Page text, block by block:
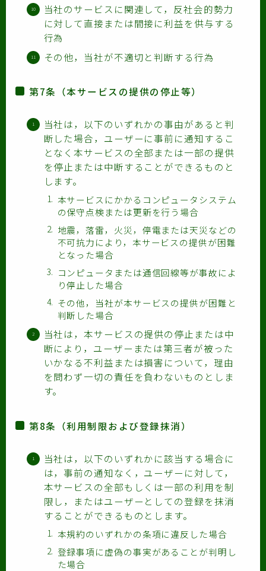
当社のサービスに関連して，反社会的勢力
に対して直接または間接に利益を供与する
行為
その他，当社が不適切と判断する行為
第7条（本サービスの提供の停止等）
当社は，以下のいずれかの事由があると判
断した場合，ユーザーに事前に通知するこ
となく本サービスの全部または一部の提供
を停止または中断することができるものと
します。
本サービスにかかるコンピュータシステム
の保守点検または更新を行う場合
地震，落雷，火災，停電または天災などの
不可抗力により，本サービスの提供が困難
となった場合
コンピュータまたは通信回線等が事故によ
り停止した場合
その他，当社が本サービスの提供が困難と
判断した場合
当社は，本サービスの提供の停止または中
断により，ユーザーまたは第三者が被った
いかなる不利益または損害について，理由
を問わず一切の責任を負わないものとしま
す。
第8条（利用制限および登録抹消）
当社は，以下のいずれかに該当する場合に
は，事前の通知なく，ユーザーに対して，
本サービスの全部もしくは一部の利用を制
限し，またはユーザーとしての登録を抹消
することができるものとします。
本規約のいずれかの条項に違反した場合
登録事項に虚偽の事実があることが判明し
た場合